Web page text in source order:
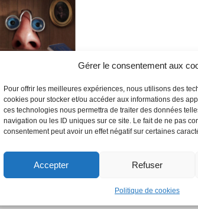
Gérer le consentement aux
Pour offrir les meilleures expériences, nous utilisons des
cookies pour stocker et/ou accéder aux informations des
ces technologies nous permettra de traiter des données
navigation ou les ID uniques sur ce site. Le fait de ne pas
consentement peut avoir un effet négatif sur certaines
Accepter Refuser
Politique de cookies